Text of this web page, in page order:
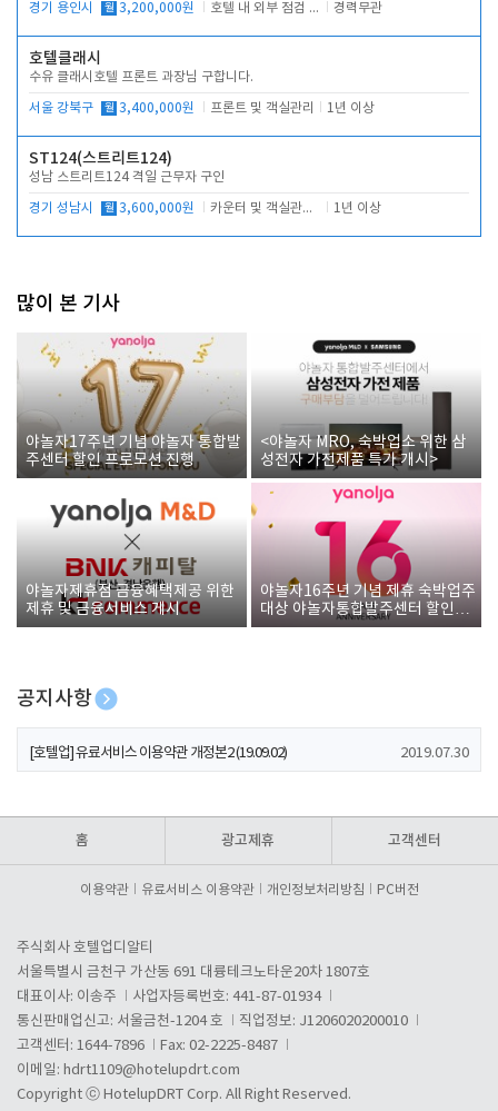
경기 용인시 월 3,200,000원 호텔 내 외부 점검 및 프런트 운영 경력무관
호텔클래시
수유 클래시호텔 프론트 과장님 구합니다.
서울 강북구 월 3,400,000원 프론트 및 객실관리 1년 이상
ST124(스트리트124)
성남 스트리트124 격일 근무자 구인
경기 성남시 월 3,600,000원 카운터 및 객실관리 전반 1년 이상
많이 본 기사
야놀자17주년 기념 야놀자 통합발
주센터 할인 프로모션 진행
<야놀자 MRO, 숙박업소 위한 삼
성전자 가전제품 특가 개시>
야놀자제휴점 금융혜택제공 위한
제휴 및 금융서비스 게시
야놀자16주년 기념 제휴 숙박업주
대상 야놀자통합발주센터 할인쿠
폰 증정
공지사항
[호텔업] 개인정보 처리방침 개정본1 (19.09.02)
[호텔업] 유료서비스 이용약관 개정본2 (19.09.02) 2019.07.30
홈 광고제휴 고객센터
이용약관 유료서비스 이용약관 개인정보처리방침 PC버전
주식회사 호텔업디알티
서울특별시 금천구 가산동 691 대륭테크노타운20차 1807호
대표이사: 이송주
사업자등록번호: 441-87-01934
통신판매업신고: 서울금천-1204 호
직업정보: J1206020200010
고객센터: 1644-7896
Fax: 02-2225-8487
이메일: hdrt1109@hotelupdrt.com
Copyright ⓒ HotelupDRT Corp. All Right Reserved.